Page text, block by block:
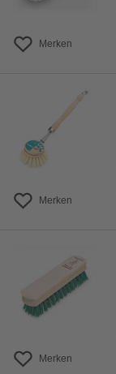
Merken
Merken
Merken